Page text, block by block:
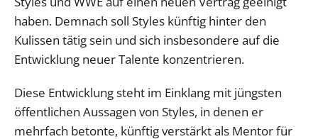
haben. Demnach soll Styles künftig hinter den
Kulissen tätig sein und sich insbesondere auf die
Entwicklung neuer Talente konzentrieren.
Diese Entwicklung steht im Einklang mit jüngsten
öffentlichen Aussagen von Styles, in denen er
mehrfach betonte, künftig verstärkt als Mentor für